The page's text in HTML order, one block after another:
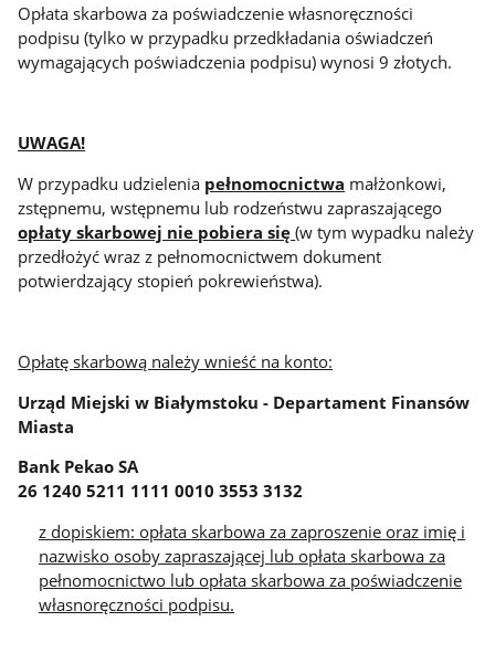
Opłata skarbowa za poświadczenie własnoręczności
podpisu (tylko w przypadku przedkładania oświadczeń
wymagających poświadczenia podpisu) wynosi 9 złotych.
UWAGA!
W przypadku udzielenia pełnomocnictwa małżonkowi,
zstępnemu, wstępnemu lub rodzeństwu zapraszającego
opłaty skarbowej nie pobiera się(w tym wypadku należy
przedłożyć wraz z pełnomocnictwem dokument
potwierdzający stopień pokrewieństwa).
Opłatę skarbową należy wnieść na konto:
Urząd Miejski w Białymstoku - Departament Finansów
Miasta
Bank Pekao SA
26 1240 5211 1111 0010 3553 3132
z dopiskiem: opłata skarbowa za zaproszenie oraz imię i
nazwisko osoby zapraszającej lub opłata skarbowa za
pełnomocnictwo lub opłata skarbowa za poświadczenie
własnoręczności podpisu.